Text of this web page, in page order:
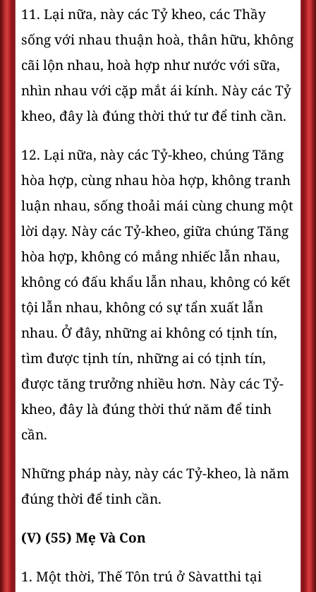
11. Lại nữa, này các Tỷ kheo, các Thầy
sống với nhau thuận hoà, thân hữu, không
cãi lộn nhau, hoà hợp như nước với sữa,
nhìn nhau với cặp mắt ái kính. Này các Tỷ
kheo, đây là đúng thời thứ tư để tinh cần.
12. Lại nữa, này các Tỷ-kheo, chúng Tăng
hòa hợp, cùng nhau hòa hợp, không tranh
luận nhau, sống thoải mái cùng chung một
lời dạy. Này các Tỷ-kheo, giữa chúng Tăng
hòa hợp, không có mắng nhiếc lẫn nhau,
không có đấu khẩu lẫn nhau, không có kết
tội lẫn nhau, không có sự tẩn xuất lẫn
nhau. Ở đây, những ai không có tịnh tín,
tìm được tịnh tín, những ai có tịnh tín,
được tăng trưởng nhiều hơn. Này các Tỷ-
kheo, đây là đúng thời thứ năm để tinh
cần.
Những pháp này, này các Tỷ-kheo, là năm
đúng thời để tinh cần.
(V) (55) Mẹ Và Con
1. Một thời, Thế Tôn trú ở Sàvatthi tại